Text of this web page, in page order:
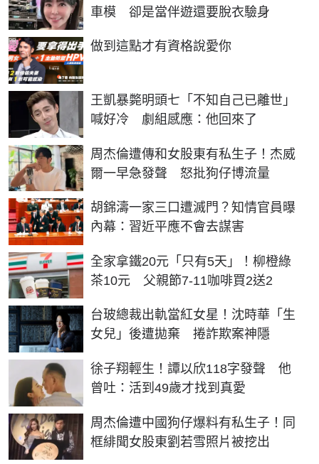
車模 卻是當伴遊還要脫衣驗身
做到這點才有資格說愛你
PR
王凱暴斃明頭七「不知自己已離世」
喊好冷 劇組感應：他回來了
周杰倫遭傳和女股東有私生子！杰威
爾一早急發聲 怒批狗仔博流量
胡錦濤一家三口遭滅門？知情官員曝
內幕：習近平應不會去謀害
全家拿鐵20元「只有5天」！柳橙綠
茶10元 父親節7-11咖啡買2送2
台玻總裁出軌當紅女星！沈時華「生
女兒」後遭拋棄 捲詐欺案神隱
徐子翔輕生！譚以欣118字發聲 他
曾吐：活到49歲才找到真愛
周杰倫遭中國狗仔爆料有私生子！同
框緋聞女股東劉若雪照片被挖出